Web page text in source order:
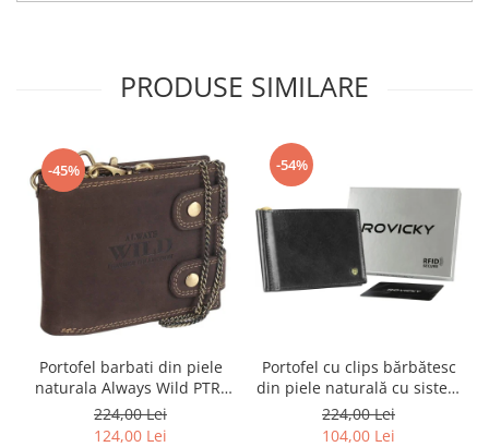
PRODUSE SIMILARE
-45%
Portofel barbati din piele
naturala Always Wild PTR-
2900-BIC
224,00 Lei
124,00 Lei
-54%
Portofel cu clips bărbătesc
din piele naturală cu sistem
RFID - Rovicky PTR-N1908-
RVT-9799 BLACK
224,00 Lei
104,00 Lei